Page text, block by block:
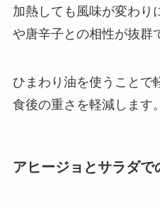
加熱しても風味が変わり
や唐辛子との相性が抜群
ひまわり油を使うことで
食後の重さを軽減します。
アヒージョとサラダで